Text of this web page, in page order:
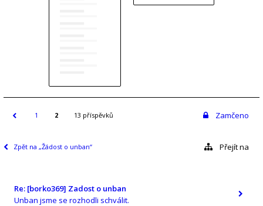
1 2 13 příspěvků Zamčeno
Zpět na „Žádost o unban“ Přejít na
Re: [borko369] Zadost o unban
Unban jsme se rozhodli schválit.